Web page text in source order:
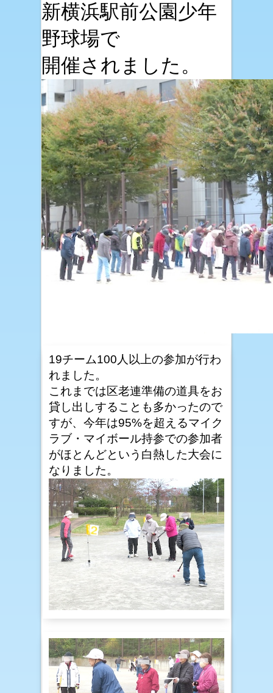
新横浜駅前公園少年
野球場で
開催されました。
19チーム100人以上の参加が行わ
れました。
これまでは区老連準備の道具をお
貸し出しすることも多かったので
すが、今年は95%を超えるマイク
ラブ・マイボール持参での参加者
がほとんどという白熱した大会に
なりました。